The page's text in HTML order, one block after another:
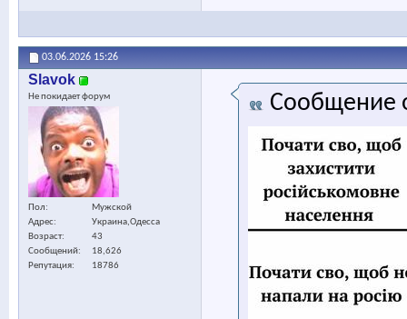
03.06.2026 15:26
Slavok
Не покидает форум
Пол
Мужской
Адрес
Украина,Одесса
Возраст
43
Сообщений
18,626
Репутация
18786
Сообщение